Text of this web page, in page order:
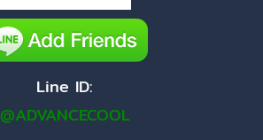
Line ID:
@ADVANCECOOL